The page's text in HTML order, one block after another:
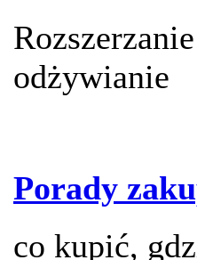
odżywianie
Porady
co kupić,